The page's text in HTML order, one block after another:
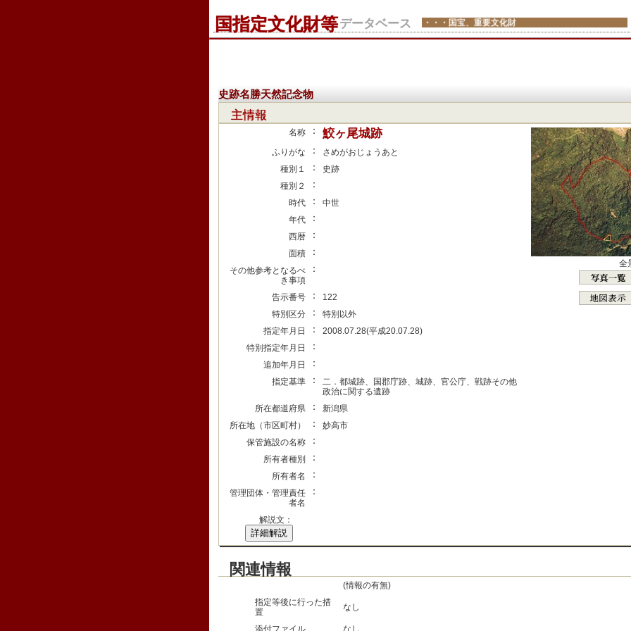
国指定文化財等データベース ・・・国宝、重要文化財
史跡名勝天然記念物
主情報
名称 ： 鮫ヶ尾城跡
ふりがな ：
さめがおじょうあと
種別１
：
史跡
種別２
：
時代 ：
中世
年代
：
西暦 ：
面積 ：
その他参考となるべ
き事項
：
告示番号 ：
122
特別区分
：
特別以外
指定年月日
：
2008.07.28(平成20.07.28)
特別指定年月日
：
追加年月日 ：
指定基準 ：
二．都城跡、国郡庁跡、城跡、官公庁、戦跡その他
政治に関する遺跡
所在都道府県
：
新潟県
所在地（市区町村）
：
妙高市
保管施設の名称
：
所有者種別 ：
所有者名 ：
管理団体・管理責任
者名
：
全
解説文：
詳細解説
関連情報
(情報の有無)
指定等後に行った措
置
なし
添付ファイル なし